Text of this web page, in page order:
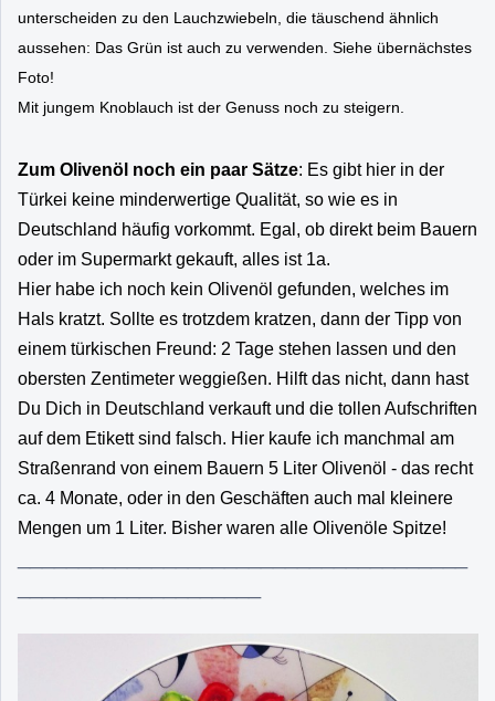
unterscheiden zu den Lauchzwiebeln, die täuschend ähnlich
aussehen: Das Grün ist auch zu verwenden. Siehe übernächstes
Foto!
Mit jungem Knoblauch ist der Genuss noch zu steigern.
Zum Olivenöl noch ein paar Sätze: Es gibt hier in der
Türkei keine minderwertige Qualität, so wie es in
Deutschland häufig vorkommt. Egal, ob direkt beim Bauern
oder im Supermarkt gekauft, alles ist 1a.
Hier habe ich noch kein Olivenöl gefunden, welches im
Hals kratzt. Sollte es trotzdem kratzen, dann der Tipp von
einem türkischen Freund: 2 Tage stehen lassen und den
obersten Zentimeter weggießen. Hilft das nicht, dann hast
Du Dich in Deutschland verkauft und die tollen Aufschriften
auf dem Etikett sind falsch. Hier kaufe ich manchmal am
Straßenrand von einem Bauern 5 Liter Olivenöl - das recht
ca. 4 Monate, oder in den Geschäften auch mal kleinere
Mengen um 1 Liter. Bisher waren alle Olivenöle Spitze!